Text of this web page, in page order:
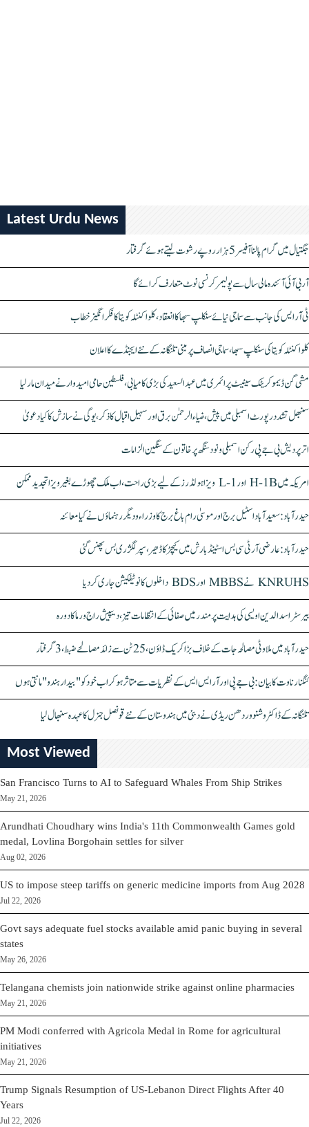
Latest Urdu News
جگتیال میں گرام پالنا آفیسر 5 ہزار روپے رشوت لیتے ہوئے گرفتار
آر بی آئی آئندہ مالی سال سے پولیمر کرنسی نوٹ متعارف کرائے گا
ٹی آر ایس کی جانب سے سماجی نیائے سنکلپ سبھا کا انعقاد، کلواکنٹلہ کویتا کا فکر انگیز خطاب
کلواکنٹلہ کویتا کی سنکلپ سبھا، سماجی انصاف پر مبنی تلنگانہ کے نئے ایجنڈے کا اعلان
مشی گن ڈیموکریٹک سینیٹ پرائمری میں عبدالسعید کی بڑی کامیابی، فلسطین حامی امیدوار نے میدان مار لیا
سنبھل تشدد رپورٹ اسمبلی میں پیش، ضیاء الرحمٰن برق اور سہیل اقبال کا ذکر، یوگی نے سازش کا کیا دعویٰ
اتر پردیش بی جے پی رکن اسمبلی ونود سنگھ پر خاتون کے سنگین الزامات
امریکہ میں H-1B اور L-1 ویزا ہولڈرز کے لیے بڑی راحت، اب ملک چھوڑے بغیر ویزا تجدید ممکن
حیدرآباد: سعیدآباد اسٹیل برج اور موسیٰ رام باغ برج کا وزراء و دیگر رہنماؤں نے کیا معائنہ
حیدرآباد: عارضی آر ٹی سی بس اسٹینڈ بارش میں کیچڑ کا ڈھیر، سپر لگژری بس پھنس گئی
KNRUHS نے MBBS اور BDS داخلوں کا نوٹیفکیشن جاری کر دیا
بیرسٹر اسدالدین اویسی کی ہدایت پر مندر میں صفائی کے انتظامات تیز، دیپیش راج ورما کا دورہ
حیدرآباد میں ملاوٹی مصالحہ جات کے خلاف بڑا کریک ڈاؤن، 25 ٹن سے زائد مصالحے ضبط، 3 گرفتار
کنگنا رناوت کا بیان: بی جے پی اور آر ایس ایس کے نظریات سے متاثر ہو کر اب خود کو "بیدار ہندو" مانتی ہوں
تلنگانہ کے ڈاکٹر وشنو وردھن ریڈی نے دبئی میں ہندوستان کے نئے قونصل جنرل کا عہدہ سنبھال لیا
Most Viewed
San Francisco Turns to AI to Safeguard Whales From Ship Strikes
May 21, 2026
Arundhati Choudhary wins India's 11th Commonwealth Games gold
medal, Lovlina Borgohain settles for silver
Aug 02, 2026
US to impose steep tariffs on generic medicine imports from Aug 2028
Jul 22, 2026
Govt says adequate fuel stocks available amid panic buying in several
states
May 26, 2026
Telangana chemists join nationwide strike against online pharmacies
May 21, 2026
PM Modi conferred with Agricola Medal in Rome for agricultural
initiatives
May 21, 2026
Trump Signals Resumption of US-Lebanon Direct Flights After 40
Years
Jul 22, 2026